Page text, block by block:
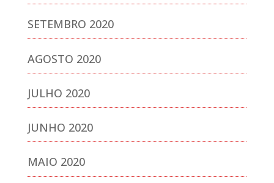
SETEMBRO 2020
AGOSTO 2020
JULHO 2020
JUNHO 2020
MAIO 2020